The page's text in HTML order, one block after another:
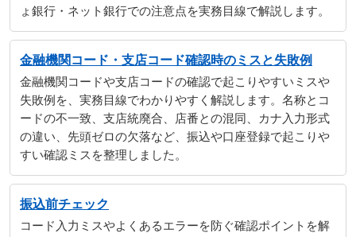
ょ銀行・ネット銀行での注意点を実務目線で解説します。
金融機関コード・支店コード確認時のミスと失敗例
金融機関コードや支店コードの確認で起こりやすいミスや
失敗例を、実務目線でわかりやすく解説します。名称とコ
ードの不一致、支店統廃合、店番との混同、カナ入力形式
の違い、先頭ゼロの欠落など、振込や口座登録で起こりや
すい確認ミスを整理しました。
振込前チェック
コード入力ミスやよくあるエラーを防ぐ確認ポイントを解